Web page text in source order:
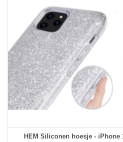
HEM Siliconen hoesje -